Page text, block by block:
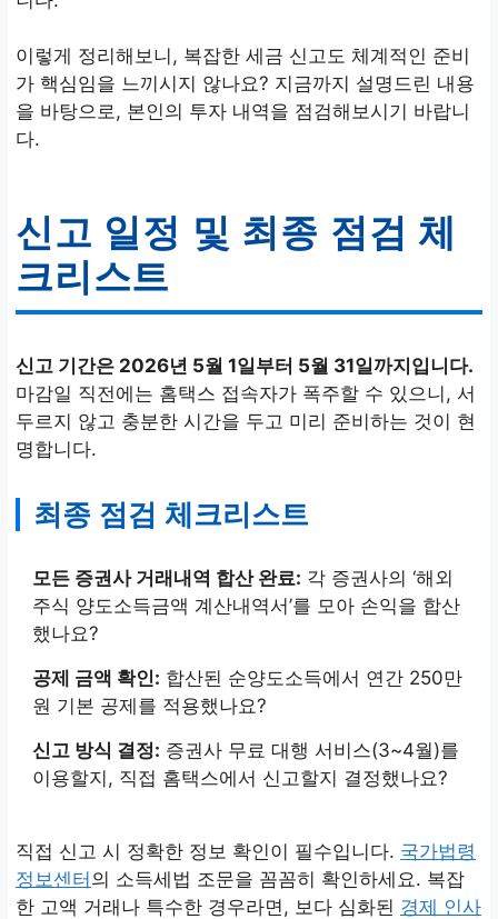
이렇게 정리해보니, 복잡한 세금 신고도 체계적인 준비
가 핵심임을 느끼시지 않나요? 지금까지 설명드린 내용
을 바탕으로, 본인의 투자 내역을 점검해보시기 바랍니
다.
신고 일정 및 최종 점검 체
크리스트
신고 기간은 2026년 5월 1일부터 5월 31일까지입니다.
마감일 직전에는 홈택스 접속자가 폭주할 수 있으니, 서
두르지 않고 충분한 시간을 두고 미리 준비하는 것이 현
명합니다.
최종 점검 체크리스트
모든 증권사 거래내역 합산 완료: 각 증권사의 ‘해외
주식 양도소득금액 계산내역서’를 모아 손익을 합산
했나요?
공제 금액 확인: 합산된 순양도소득에서 연간 250만
원 기본 공제를 적용했나요?
신고 방식 결정: 증권사 무료 대행 서비스(3~4월)를
이용할지, 직접 홈택스에서 신고할지 결정했나요?
직접 신고 시 정확한 정보 확인이 필수입니다. 국가법령
정보센터의 소득세법 조문을 꼼꼼히 확인하세요. 복잡
한 고액 거래나 특수한 경우라면, 보다 심화된 경제 인사